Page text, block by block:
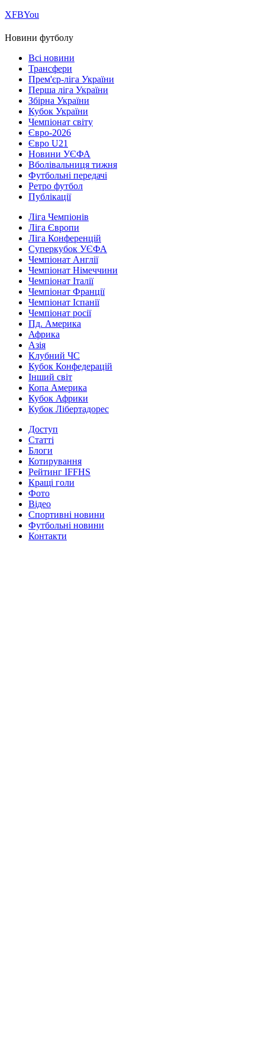
ХFBYou
Новини футболу
Всі новини
Трансфери
Прем'єр-ліга України
Перша ліга України
Збірна України
Кубок України
Чемпіонат світу
Євро-2026
Євро U21
Новини УЄФА
Вболівальниця тижня
Футбольні передачі
Ретро футбол
Публікації
Ліга Чемпіонів
Ліга Європи
Ліга Конференцій
Суперкубок УЄФА
Чемпіонат Англії
Чемпіонат Німеччини
Чемпіонат Італії
Чемпіонат Франції
Чемпіонат Іспанії
Чемпіонат росії
Пд. Америка
Африка
Азія
Клубний ЧС
Кубок Конфедерацій
Інший світ
Копа Америка
Кубок Африки
Кубок Лібертадорес
Доступ
Статті
Блоги
Котирування
Рейтинг IFFHS
Кращі голи
Фото
Відео
Спортивні новини
Футбольні новини
Контакти